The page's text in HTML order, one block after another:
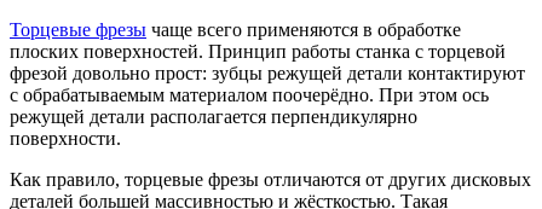
Торцевые фрезы чаще всего применяются в обработке
плоских поверхностей. Принцип работы станка с торцевой
фрезой довольно прост: зубцы режущей детали контактируют
с обрабатываемым материалом поочерёдно. При этом ось
режущей детали располагается перпендикулярно
поверхности.
Как правило, торцевые фрезы отличаются от других дисковых
деталей большей массивностью и жёсткостью. Такая